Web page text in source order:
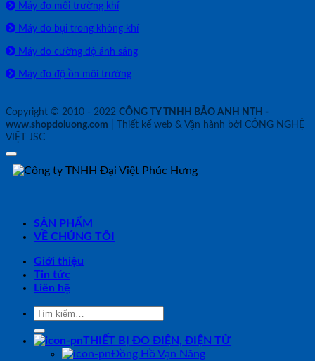
Máy đo môi trường khí
Máy đo bụi trong không khí
Máy đo cường độ ánh sáng
Máy đo độ ồn môi trường
Copyright © 2010 - 2022 CÔNG TY TNHH BẢO ANH NTH -
www.shopdoluong.com | Thiết kế web & Vận hành bởi CÔNG NGHỆ
VIỆT JSC
SẢN PHẨM
VỀ CHÚNG TÔI
Giới thiệu
Tin tức
Liên hệ
Tìm
THIẾT BỊ ĐO ĐIỆN, ĐIỆN TỬ
Đồng Hồ Vạn Năng